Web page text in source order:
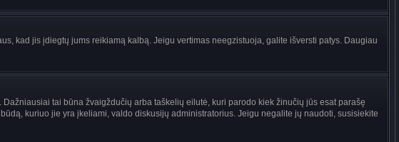
kad jis įdiegtų jums reikiamą kalbą. Jeigu vertimas neegzistuoja, galite išversti patys. Daugiau
tai būna žvaigždučių arba taškelių eilutė, kuri parodo kiek žinučių jūs esat parašę
kuriuo jie yra įkeliami, valdo diskusijų administratorius. Jeigu negalite jų naudoti, susisiekite